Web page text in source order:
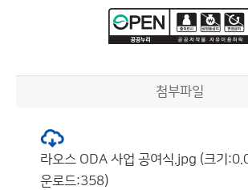
첨부파일
라오스 ODA 사업 공여식.jpg (크기
운로드:358)